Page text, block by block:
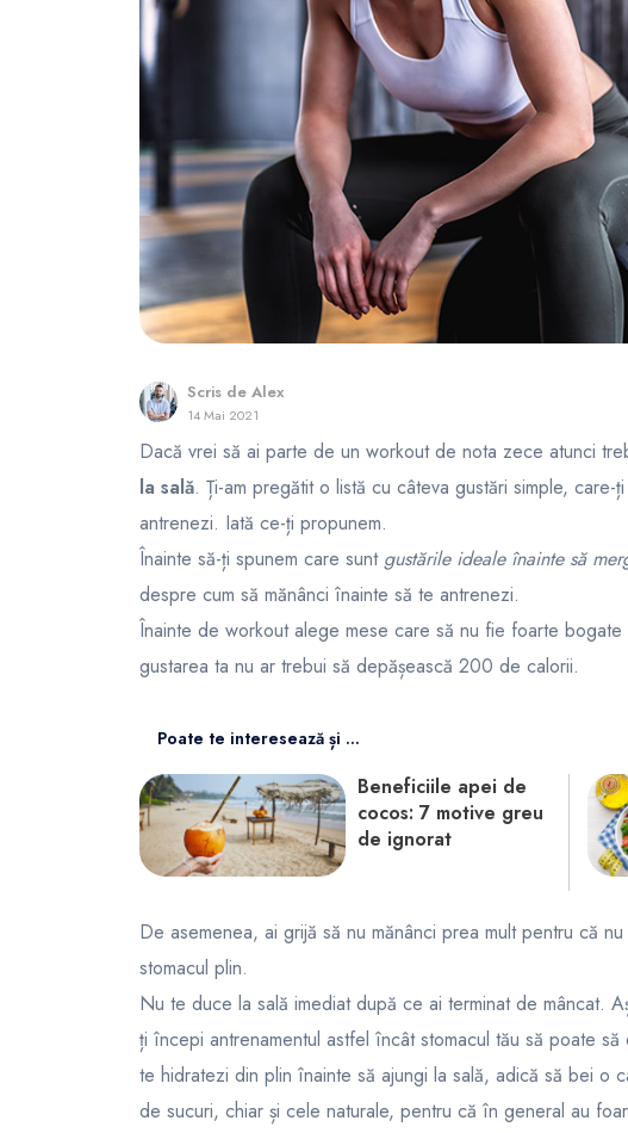
FunOne
Scris de Alex
14 Mai 2021
Dacă vrei să ai parte de un workout de nota zece atunci
la sală. Ți-am pregătit o listă cu câteva gustări simple,
antrenezi. Iată ce-ți propunem.
Înainte să-ți spunem care sunt gustările ideale înainte să
despre cum să mănânci înainte să te antrenezi.
Înainte de workout alege mese care să nu fie foarte
gustarea ta nu ar trebui să depășească 200 de calorii.
Poate te interesează și ...
Beneficiile apei de
cocos: 7 motive greu
de ignorat
De asemenea, ai grijă să nu mănânci prea mult pentru că
stomacul plin.
Nu te duce la sală imediat după ce ai terminat de mâncat.
ți începi antrenamentul astfel încât stomacul tău să poate
te hidratezi din plin înainte să ajungi la sală, adică să bei o
de sucuri, chiar și cele naturale, pentru că în general au